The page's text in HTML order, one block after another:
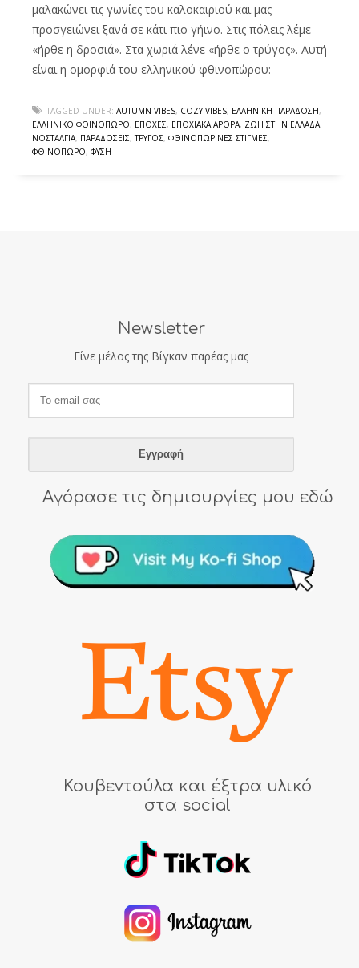
μαλακώνει τις γωνίες του καλοκαιριού και μας
προσγειώνει ξανά σε κάτι πιο γήινο. Στις πόλεις λέμε
«ήρθε η δροσιά». Στα χωριά λένε «ήρθε ο τρύγος». Αυτή
είναι η ομορφιά του ελληνικού φθινοπώρου:
TAGGED UNDER: AUTUMN VIBES, COZY VIBES, ΕΛΛΗΝΙΚΉ ΠΑΡΆΔΟΣΗ,
ΕΛΛΗΝΙΚΌ ΦΘΙΝΌΠΩΡΟ, ΕΠΟΧΈΣ, ΕΠΟΧΙΑΚΆ ΆΡΘΡΑ, ΖΩΉ ΣΤΗΝ ΕΛΛΆΔΑ,
ΝΟΣΤΑΛΓΊΑ, ΠΑΡΑΔΌΣΕΙΣ,ΤΡΎΓΟΣ, ΦΘΙΝΟΠΩΡΙΝΈΣ ΣΤΙΓΜΈΣ,
ΦΘΙΝΌΠΩΡΟ, ΦΎΣΗ
Newsletter
Γίνε μέλος της Βίγκαν παρέας μας
Αγόρασε τις δημιουργίες μου εδώ
Κουβεντούλα και έξτρα υλικό
στα social